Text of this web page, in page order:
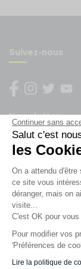
Continuer sans
Salut c'est
les
On a attendu d'être
ce site vous
déranger, mais on
visite...
C'est OK pour vous
Pour modifier vos
'Préférences de
Lire la politique de
Suivez-nous
Newsletter
Restez à
moment
NOS SERVICES
INFORMATIONS